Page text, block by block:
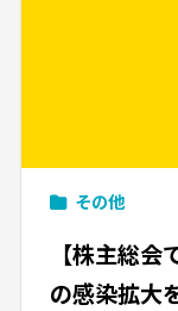
その他
【株主総
の感染拡大